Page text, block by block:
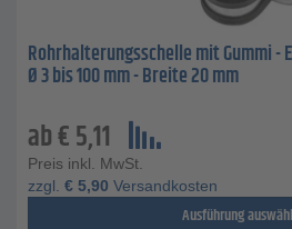
Rohrhalterungsschelle mit Gummi -
Ø 3 bis 100 mm - Breite 20 mm
ab€5,11
Preis inkl. MwSt.
zzgl. € 5,90 Versandkosten
Ausführung